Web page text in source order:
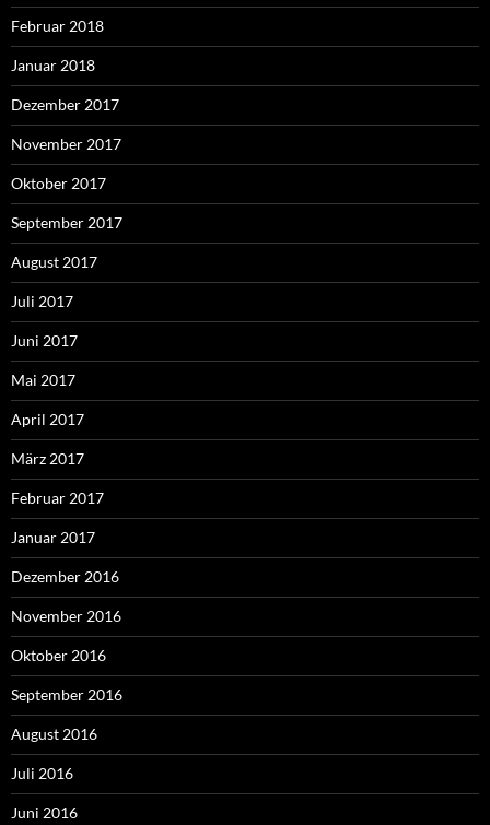
Februar 2018
Januar 2018
Dezember 2017
November 2017
Oktober 2017
September 2017
August 2017
Juli 2017
Juni 2017
Mai 2017
April 2017
März 2017
Februar 2017
Januar 2017
Dezember 2016
November 2016
Oktober 2016
September 2016
August 2016
Juli 2016
Juni 2016